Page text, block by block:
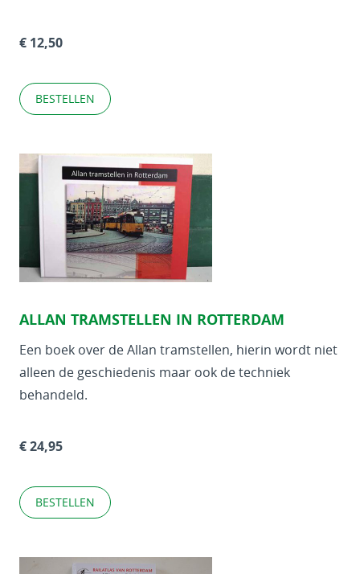
€ 12,50
BESTELLEN
ALLAN TRAMSTELLEN IN ROTTERDAM
Een boek over de Allan tramstellen, hierin wordt niet
alleen de geschiedenis maar ook de techniek
behandeld.
€ 24,95
BESTELLEN